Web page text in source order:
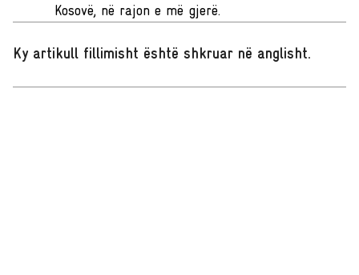
Kosovë, në rajon e më gjerë.
Ky artikull fillimisht është shkruar në anglisht.